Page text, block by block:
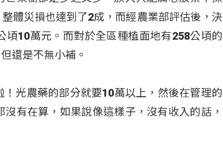
體災損也達到了2成，而經農業部評估後，決
10萬元。而對於全區種植面地有258公頃的
還是不無小補。
光農藥的部分就要10萬以上，然後在管理的
有在算，如果說像這樣子，沒有收入的話，